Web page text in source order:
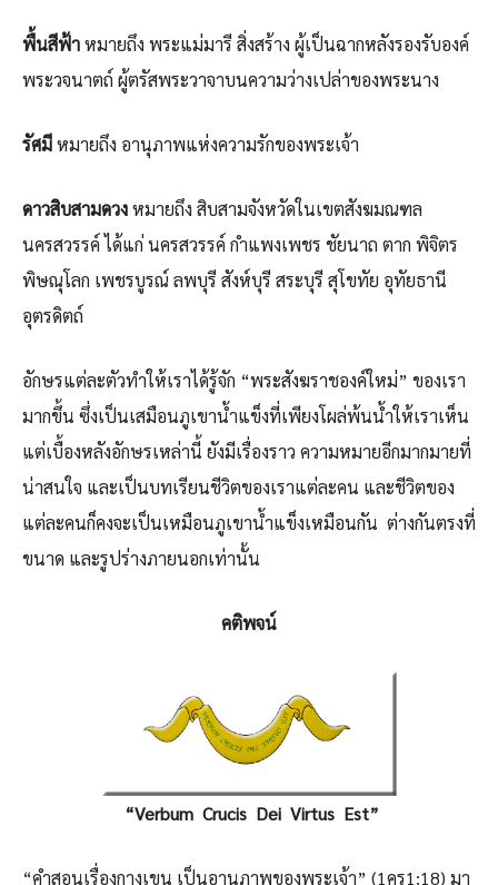
พื้นสีฟ้าหมายถึง พระแม่มารี สิ่งสร้าง ผู้เป็นฉากหลังรองรับองค์
พระวจนาตถ์ ผู้ตรัสพระวาจาบนความว่างเปล่าของพระนาง
รัศมีหมายถึง อานุภาพแห่งความรักของพระเจ้า
ดาวสิบสามดวงหมายถึง สิบสามจังหวัดในเขตสังฆมณฑล
นครสวรรค์ ได้แก่ นครสวรรค์ กำแพงเพชร ชัยนาถ ตาก พิจิตร
พิษณุโลก เพชรบูรณ์ ลพบุรี สังห์บุรี สระบุรี สุโขทัย อุทัยธานี
อุตรดิตถ์
อักษรแต่ละตัวทำให้เราได้รู้จัก “พระสังฆราชองค์ใหม่” ของเรา
มากขึ้น ซึ่งเป็นเสมือนภูเขาน้ำแข็งที่เพียงโผล่พ้นน้ำให้เราเห็น
แต่เบื้องหลังอักษรเหล่านี้ ยังมีเรื่องราว ความหมายอีกมากมายที่
น่าสนใจ และเป็นบทเรียนชีวิตของเราแต่ละคน และชีวิตของ
แต่ละคนก็คงจะเป็นเหมือนภูเขาน้ำแข็งเหมือนกัน ต่างกันตรงที่
ขนาด และรูปร่างภายนอกเท่านั้น
คติพจน์
“Verbum Crucis Dei Virtus Est”
“คำสอนเรื่องกางเขน เป็นอานุภาพของพระเจ้า” (1คร1:18) มา